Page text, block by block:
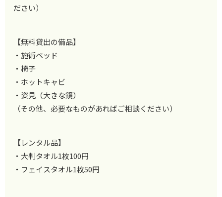
ださい）
【無料貸出の備品】
・施術ベッド
・椅子
・ホットキャビ
・姿見（大きな鏡）
（その他、必要なものがあればご相談ください）
【レンタル品】
・大判タオル1枚100円
・フェイスタオル1枚50円